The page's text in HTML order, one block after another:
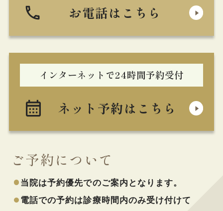
お電話はこちら
インターネットで24時間予約受付
ネット予約はこちら
ご予約について
当院は予約優先でのご案内となります。
電話での予約は診療時間内のみ受け付けて